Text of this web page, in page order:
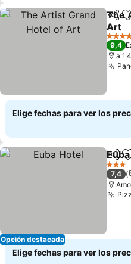
The
Art
Ver
5
9,4
a
Elige fechas para ver los
Opción destacada
3
7,4
Elige fechas para ver los